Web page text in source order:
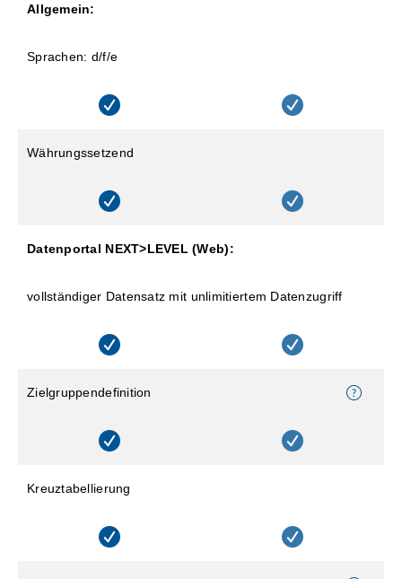
Allgemein:
Sprachen: d/f/e
Währungssetzend
Datenportal NEXT>LEVEL (Web):
vollständiger Datensatz mit unlimitiertem Datenzugriff
Zielgruppendefinition
Kreuztabellierung